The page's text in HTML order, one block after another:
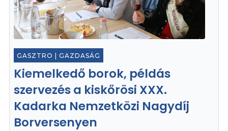
GASZTRO GAZDASÁG
Kiemelkedő borok, példás
szervezés a kiskőrösi XXX.
Kadarka Nemzetközi Nagydíj
Borversenyen